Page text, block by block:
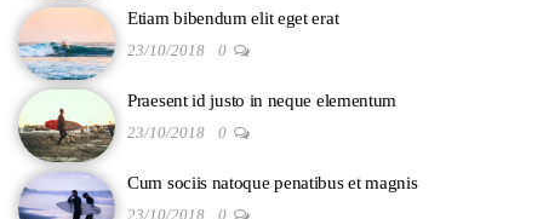
Etiam bibendum elit eget erat
23/10/2018 0
Praesent id justo in neque elementum
23/10/2018 0
Cum sociis natoque penatibus et magnis
23/10/2018 0